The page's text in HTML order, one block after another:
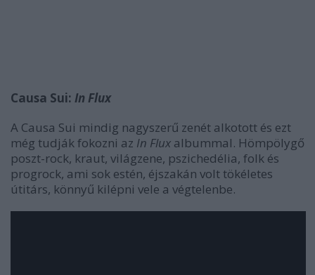
Causa Sui: In Flux
A Causa Sui mindig nagyszerű zenét alkotott és ezt
még tudják fokozni az In Flux albummal. Hömpölygő
poszt-rock, kraut, világzene, pszichedélia, folk és
progrock, ami sok estén, éjszakán volt tökéletes
útitárs, könnyű kilépni vele a végtelenbe.